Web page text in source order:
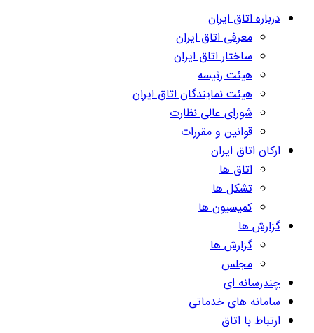
درباره اتاق ایران
معرفی اتاق ایران
ساختار اتاق ایران
هیئت رئیسه
هیئت نمایندگان اتاق ایران
شورای عالی نظارت
قوانین و مقررات
ارکان اتاق ایران
اتاق ها
تشکل ها
کمیسیون ها
گزارش ها
گزارش ها
مجلس
چندرسانه ای
سامانه های خدماتی
ارتباط با اتاق